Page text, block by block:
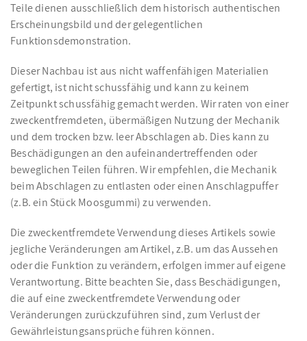
Teile dienen ausschließlich dem historisch authentischen
Erscheinungsbild und der gelegentlichen
Funktionsdemonstration.
Dieser Nachbau ist aus nicht waffenfähigen Materialien
gefertigt, ist nicht schussfähig und kann zu keinem
Zeitpunkt schussfähig gemacht werden. Wir raten von einer
zweckentfremdeten, übermäßigen Nutzung der Mechanik
und dem trocken bzw. leer Abschlagen ab. Dies kann zu
Beschädigungen an den aufeinandertreffenden oder
beweglichen Teilen führen. Wir empfehlen, die Mechanik
beim Abschlagen zu entlasten oder einen Anschlagpuffer
(z.B. ein Stück Moosgummi) zu verwenden.
Die zweckentfremdete Verwendung dieses Artikels sowie
jegliche Veränderungen am Artikel, z.B. um das Aussehen
oder die Funktion zu verändern, erfolgen immer auf eigene
Verantwortung. Bitte beachten Sie, dass Beschädigungen,
die auf eine zweckentfremdete Verwendung oder
Veränderungen zurückzuführen sind, zum Verlust der
Gewährleistungsansprüche führen können.